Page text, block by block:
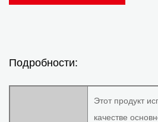
Подробности:
Этот продукт
качестве